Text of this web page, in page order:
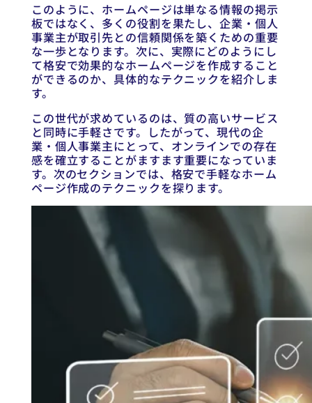
このように、ホームページは単なる情報の掲示
板ではなく、多くの役割を果たし、企業・個人
事業主が取引先との信頼関係を築くための重要
な一歩となります。次に、実際にどのようにし
て格安で効果的なホームページを作成すること
ができるのか、具体的なテクニックを紹介しま
す。
この世代が求めているのは、質の高いサービス
と同時に手軽さです。したがって、現代の企
業・個人事業主にとって、オンラインでの存在
感を確立することがますます重要になっていま
す。次のセクションでは、格安で手軽なホーム
ページ作成のテクニックを探ります。